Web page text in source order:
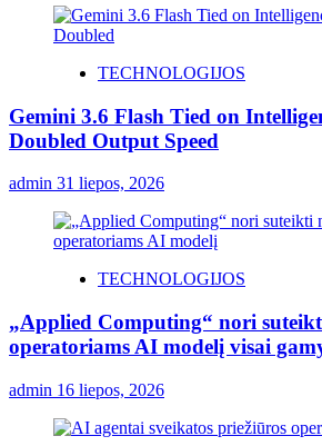
TECHNOLOGIJOS
Gemini 3.6 Flash Tied on
Doubled Output Speed
admin 31 liepos, 2026
TECHNOLOGIJOS
„Applied Computing“ nori
operatoriams AI modelį visai
admin 16 liepos, 2026